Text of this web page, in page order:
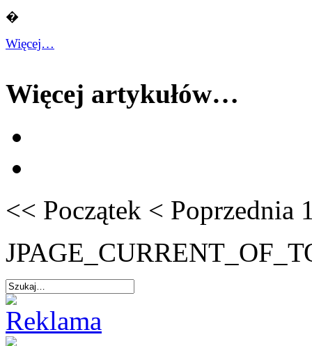
�
Więcej…
Więcej artykułów…
<< Początek < Poprzednia